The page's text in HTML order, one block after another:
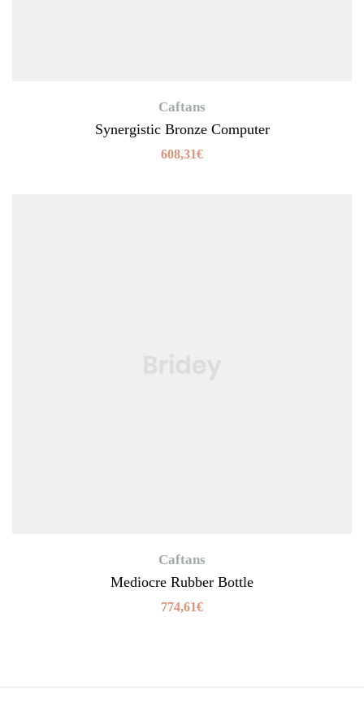
Caftans
Synergistic Bronze Computer
608,31€
Caftans
Mediocre Rubber Bottle
774,61€